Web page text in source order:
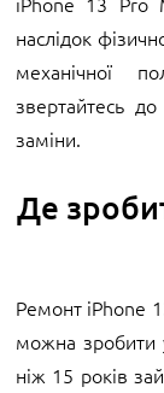
наслідок
механічної
звертайтесь
заміни.
Де
Ремонт iPhone
можна зробити
ніж 15 років